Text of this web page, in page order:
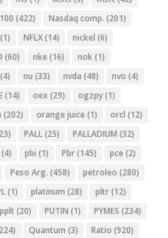
(422) Nasdaq comp. (201)
(1) NFLX(14) nickel (6)
(60) nke (16) nok(1)
nu (33) nvda (48) nvo (4)
(14) oex (29) ogzpy(1)
(202) orange juice (1) orcl (12)
PALL(25) PALLADIUM (32)
(4) pbi (1) Pbr(145) pce (2)
Peso Arg. (458) petroleo (280)
(1) platinum (28) pltr(12)
pplt (20) PUTIN (1) PYMES (234)
Quantum (3) Ratio (920)